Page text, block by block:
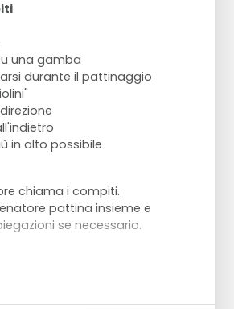
una gamba
durante il pattinaggio
in alto possibile
chiama i compiti.
pattina insieme e
se necessario.